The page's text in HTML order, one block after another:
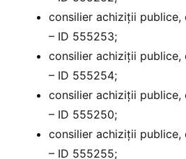
consilier achiziții publice,
– ID 555253;
consilier achiziții publice,
– ID 555254;
consilier achiziții publice,
– ID 555250;
consilier achiziții publice,
– ID 555255;